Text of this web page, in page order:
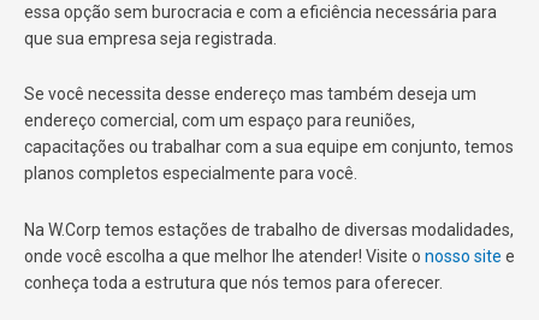
essa opção sem burocracia e com a eficiência necessária para
que sua empresa seja registrada.
Se você necessita desse endereço mas também deseja um
endereço comercial, com um espaço para reuniões,
capacitações ou trabalhar com a sua equipe em conjunto, temos
planos completos especialmente para você.
Na W.Corp temos estações de trabalho de diversas modalidades,
onde você escolha a que melhor lhe atender! Visite o nosso site e
conheça toda a estrutura que nós temos para oferecer.